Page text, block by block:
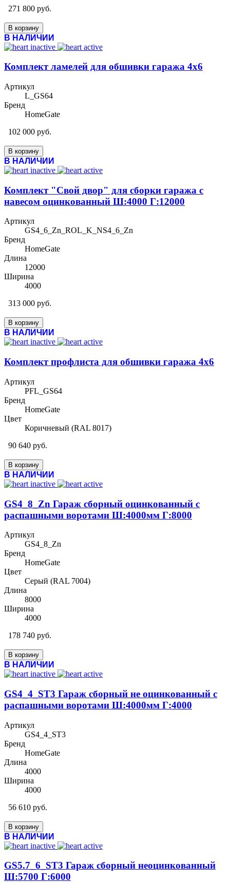
271 800 руб.
В корзину
В НАЛИЧИИ
Комплект ламелей для обшивки гаража 4х6
Артикул
L_GS64
Бренд
HomeGate
102 000 руб.
В корзину
В НАЛИЧИИ
Комплект "Свой двор" для сборки гаража с
навесом оцинкованный Ш:4000 Г:12000
Артикул
GS4_6_Zn_ROL_K_NS4_6_Zn
Бренд
HomeGate
Длина
12000
Ширина
4000
313 000 руб.
В корзину
В НАЛИЧИИ
Комплект профлиста для обшивки гаража 4х6
Артикул
PFL_GS64
Бренд
HomeGate
Цвет
Коричневый (RAL 8017)
90 640 руб.
В корзину
В НАЛИЧИИ
GS4_8_Zn Гараж сборный оцинкованный с
распашными воротами Ш:4000мм Г:8000
Артикул
GS4_8_Zn
Бренд
HomeGate
Цвет
Cерый (RAL 7004)
Длина
8000
Ширина
4000
178 740 руб.
В корзину
В НАЛИЧИИ
GS4_4_ST3 Гараж сборный не оцинкованный с
распашными воротами Ш:4000мм Г:4000
Артикул
GS4_4_ST3
Бренд
HomeGate
Длина
4000
Ширина
4000
56 610 руб.
В корзину
В НАЛИЧИИ
GS5.7_6_ST3 Гараж сборный неоцинкованный
Ш:5700 Г:6000